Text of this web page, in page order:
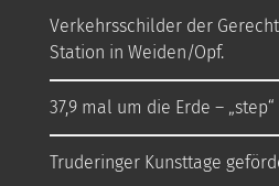
Verkehrsschilder der
Station in Weiden/Opf.
37,9 mal um die Erde –
Truderinger Kunsttage